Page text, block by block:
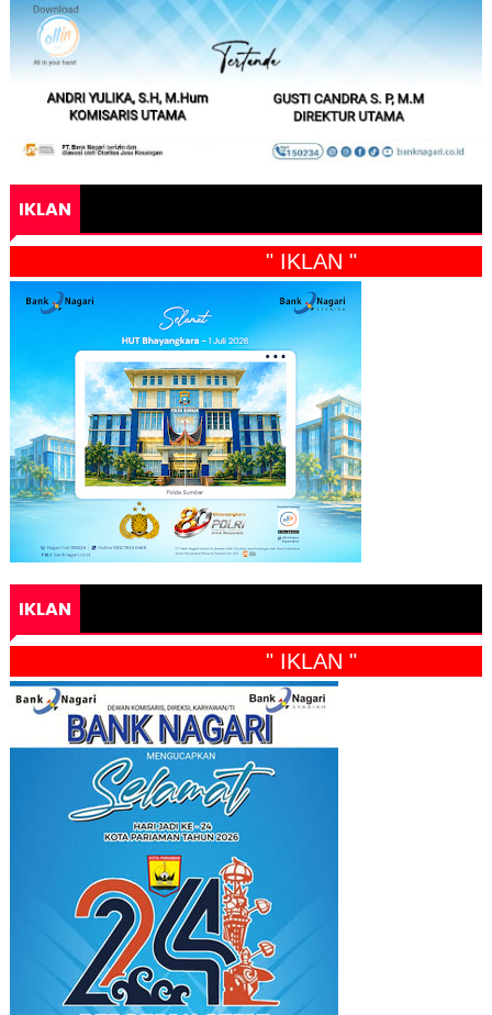
IKLAN
" IKLAN "
IKLAN
" IKLAN "